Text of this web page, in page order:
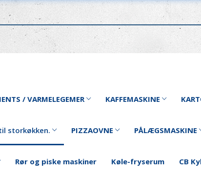
/ VARMELEGEMER KAFFEMASKINE
storkøkken. PIZZAOVNE PÅLÆGSMASKINE
Rør og piske maskiner Køle-fryserum CB